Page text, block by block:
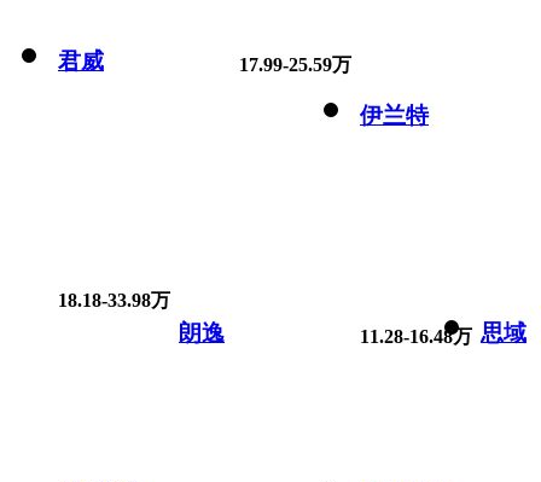
君威 17.99-25.59万
伊兰特
18.18-33.98万
朗逸 11.28-16.48万 思域